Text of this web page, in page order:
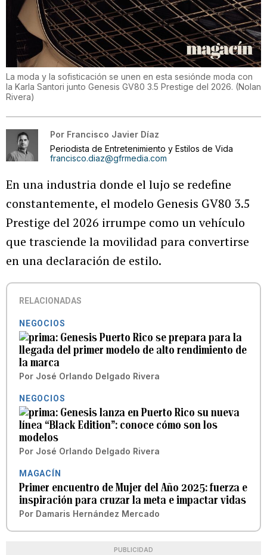
La moda y la sofisticación se unen en esta sesiónde moda con
la Karla Santori junto Genesis GV80 3.5 Prestige del 2026. (Nolan
Rivera)
Por Francisco Javier Díaz
Periodista de Entretenimiento y Estilos de Vida
francisco.diaz@gfrmedia.com
En una industria donde el lujo se redefine
constantemente, el modelo Genesis GV80 3.5
Prestige del 2026 irrumpe como un vehículo
que trasciende la movilidad para convertirse
en una declaración de estilo.
RELACIONADAS
NEGOCIOS
Genesis Puerto Rico se prepara para la
llegada del primer modelo de alto rendimiento de
la marca
Por José Orlando Delgado Rivera
NEGOCIOS
Genesis lanza en Puerto Rico su nueva
línea “Black Edition”: conoce cómo son los
modelos
Por José Orlando Delgado Rivera
MAGACÍN
Primer encuentro de Mujer del Año 2025: fuerza e
inspiración para cruzar la meta e impactar vidas
Por Damaris Hernández Mercado
PUBLICIDAD